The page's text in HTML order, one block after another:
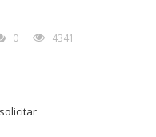
0 4341